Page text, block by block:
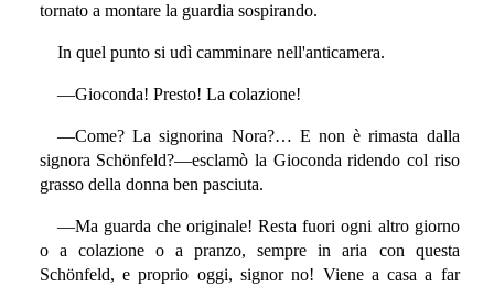
tornato a montare la guardia sospirando.
In quel punto si udì camminare nell'anticamera.
—Gioconda! Presto! La colazione!
—Come? La signorina Nora?… E non è rimasta dalla
signora Schönfeld?—esclamò la Gioconda ridendo col riso
grasso della donna ben pasciuta.
—Ma guarda che originale! Resta fuori ogni altro giorno
o a colazione o a pranzo, sempre in aria con questa
Schönfeld, e proprio oggi, signor no! Viene a casa a far